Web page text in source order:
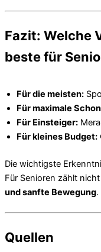
Fazit: Welche
beste für
Für die meisten:
Für maximale
Für Einsteiger:
Für kleines Budget:
Die wichtigste
Für Senioren zählt
und sanfte Bewegung.
Quellen